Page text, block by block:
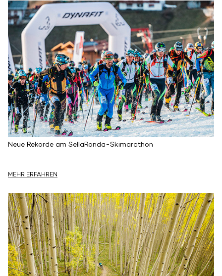
Neue Rekorde am SellaRonda-Skimarathon
MEHR ERFAHREN